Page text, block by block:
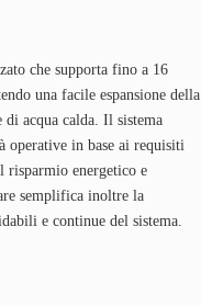
che supporta fino a 16
una facile espansione della
di acqua calda. Il sistema
operative in base ai requisiti
risparmio energetico e
semplifica inoltre la
e continue del sistema.